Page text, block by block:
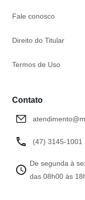
Fale conosco
Direito do Titular
Termos de Uso
Contato
(47) 3145-1001
De segunda à
das 08h00 às